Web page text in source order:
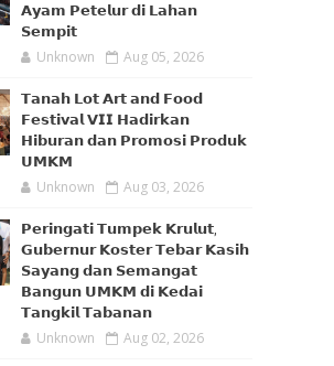
𝗔𝘆𝗮𝗺 𝗣𝗲𝘁𝗲𝗹𝘂𝗿 𝗱𝗶 𝗟𝗮𝗵𝗮𝗻
𝗦𝗲𝗺𝗽𝗶𝘁
Unknown Aug 05, 2026
𝗧𝗮𝗻𝗮𝗵 𝗟𝗼𝘁 𝗔𝗿𝘁 𝗮𝗻𝗱 𝗙𝗼𝗼𝗱
𝗙𝗲𝘀𝘁𝗶𝘃𝗮𝗹 𝗩𝗜𝗜 𝗛𝗮𝗱𝗶𝗿𝗸𝗮𝗻
𝗛𝗶𝗯𝘂𝗿𝗮𝗻 𝗱𝗮𝗻 𝗣𝗿𝗼𝗺𝗼𝘀𝗶 𝗣𝗿𝗼𝗱𝘂𝗸
𝗨𝗠𝗞𝗠
Unknown Aug 03, 2026
𝗣𝗲𝗿𝗶𝗻𝗴𝗮𝘁𝗶 𝗧𝘂𝗺𝗽𝗲𝗸 𝗞𝗿𝘂𝗹𝘂𝘁,
𝗚𝘂𝗯𝗲𝗿𝗻𝘂𝗿 𝗞𝗼𝘀𝘁𝗲𝗿 𝗧𝗲𝗯𝗮𝗿 𝗞𝗮𝘀𝗶𝗵
𝗦𝗮𝘆𝗮𝗻𝗴 𝗱𝗮𝗻 𝗦𝗲𝗺𝗮𝗻𝗴𝗮𝘁
𝗕𝗮𝗻𝗴𝘂𝗻 𝗨𝗠𝗞𝗠 𝗱𝗶 𝗞𝗲𝗱𝗮𝗶
𝗧𝗮𝗻𝗴𝗸𝗶𝗹 𝗧𝗮𝗯𝗮𝗻𝗮𝗻
Unknown Aug 02, 2026